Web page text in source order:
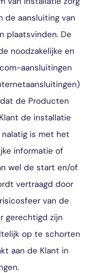
de aansluiting van
plaatsvinden. De
noodzakelijke en
aansluitingen
de Producten
de installatie
is met het
informatie of
wel de start en/of
vertraagd door
van de
gerechtigd zijn
op te schorten
aan de Klant in